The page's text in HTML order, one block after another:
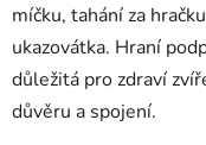
míčku, tahání za
ukazovátka. Hraní
důležitá pro zdraví
důvěru a spojení.